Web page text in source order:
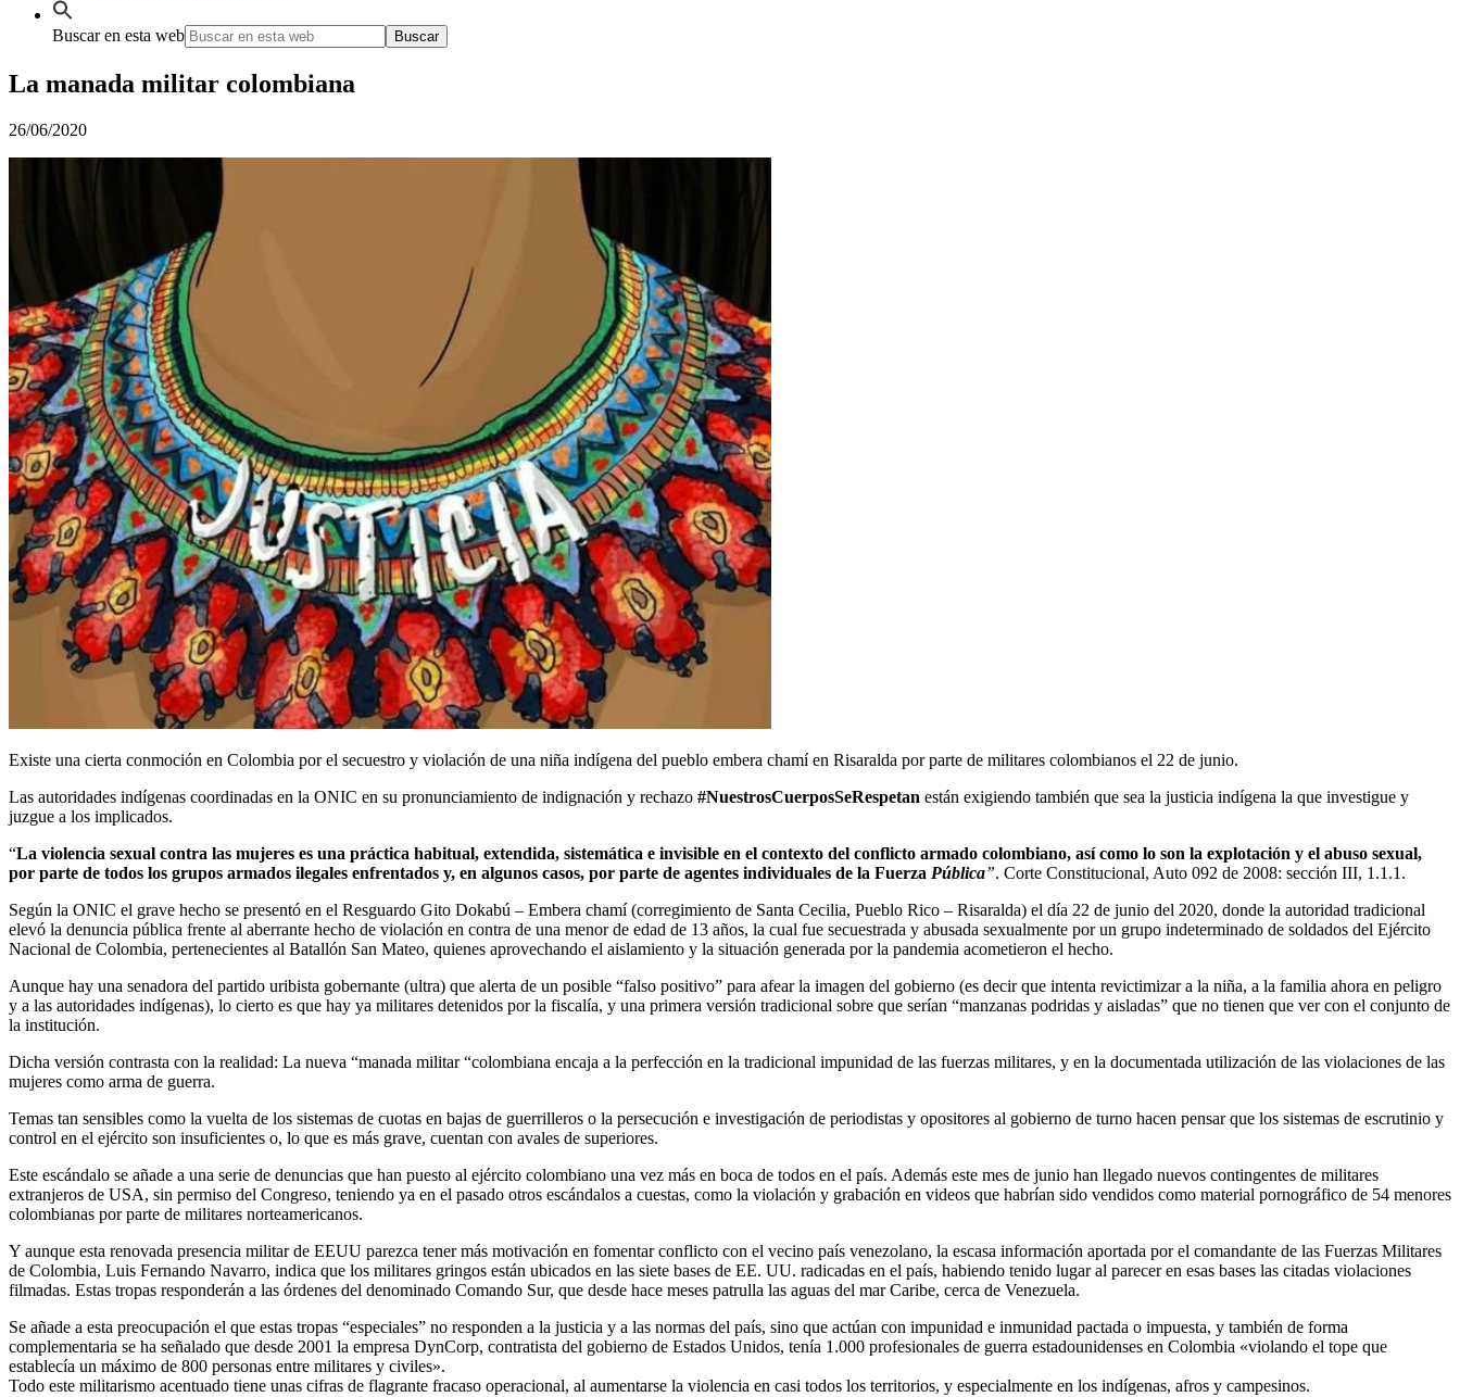
Buscar en esta web
La manada militar colombiana
26/06/2020
Existe una cierta conmoción en Colombia por el secuestro y violación de una niña indígena del pueblo embera chamí en Risaralda por parte de militares colombianos el 22 de junio.
Las autoridades indígenas coordinadas en la ONIC en su pronunciamiento de indignación y rechazo #NuestrosCuerposSeRespetan están exigiendo también que sea la justicia indígena la que investigue y
juzgue a los implicados.
“La violencia sexual contra las mujeres es una práctica habitual, extendida, sistemática e invisible en el contexto del conflicto armado colombiano, así como lo son la explotación y el abuso sexual,
por parte de todos los grupos armados ilegales enfrentados y, en algunos casos, por parte de agentes individuales de la Fuerza Pública”. Corte Constitucional, Auto 092 de 2008: sección III, 1.1.1.
Según la ONIC el grave hecho se presentó en el Resguardo Gito Dokabú – Embera chamí (corregimiento de Santa Cecilia, Pueblo Rico – Risaralda) el día 22 de junio del 2020, donde la autoridad tradicional
elevó la denuncia pública frente al aberrante hecho de violación en contra de una menor de edad de 13 años, la cual fue secuestrada y abusada sexualmente por un grupo indeterminado de soldados del Ejército
Nacional de Colombia, pertenecientes al Batallón San Mateo, quienes aprovechando el aislamiento y la situación generada por la pandemia acometieron el hecho.
Aunque hay una senadora del partido uribista gobernante (ultra) que alerta de un posible “falso positivo” para afear la imagen del gobierno (es decir que intenta revictimizar a la niña, a la familia ahora en peligro
y a las autoridades indígenas), lo cierto es que hay ya militares detenidos por la fiscalía, y una primera versión tradicional sobre que serían “manzanas podridas y aisladas” que no tienen que ver con el conjunto de
la institución.
Dicha versión contrasta con la realidad: La nueva “manada militar “colombiana encaja a la perfección en la tradicional impunidad de las fuerzas militares, y en la documentada utilización de las violaciones de las
mujeres como arma de guerra.
Temas tan sensibles como la vuelta de los sistemas de cuotas en bajas de guerrilleros o la persecución e investigación de periodistas y opositores al gobierno de turno hacen pensar que los sistemas de escrutinio y
control en el ejército son insuficientes o, lo que es más grave, cuentan con avales de superiores.
Este escándalo se añade a una serie de denuncias que han puesto al ejército colombiano una vez más en boca de todos en el país. Además este mes de junio han llegado nuevos contingentes de militares
extranjeros de USA, sin permiso del Congreso, teniendo ya en el pasado otros escándalos a cuestas, como la violación y grabación en videos que habrían sido vendidos como material pornográfico de 54 menores
colombianas por parte de militares norteamericanos.
Y aunque esta renovada presencia militar de EEUU parezca tener más motivación en fomentar conflicto con el vecino país venezolano, la escasa información aportada por el comandante de las Fuerzas Militares
de Colombia, Luis Fernando Navarro, indica que los militares gringos están ubicados en las siete bases de EE. UU. radicadas en el país, habiendo tenido lugar al parecer en esas bases las citadas violaciones
filmadas. Estas tropas responderán a las órdenes del denominado Comando Sur, que desde hace meses patrulla las aguas del mar Caribe, cerca de Venezuela.
Se añade a esta preocupación el que estas tropas “especiales” no responden a la justicia y a las normas del país, sino que actúan con impunidad e inmunidad pactada o impuesta, y también de forma
complementaria se ha señalado que desde 2001 la empresa DynCorp, contratista del gobierno de Estados Unidos, tenía 1.000 profesionales de guerra estadounidenses en Colombia «violando el tope que
establecía un máximo de 800 personas entre militares y civiles».
Todo este militarismo acentuado tiene unas cifras de flagrante fracaso operacional, al aumentarse la violencia en casi todos los territorios, y especialmente en los indígenas, afros y campesinos.